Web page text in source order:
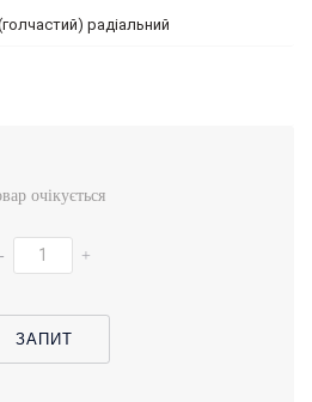
радіальний
очікується
- +
ЗАПИТ